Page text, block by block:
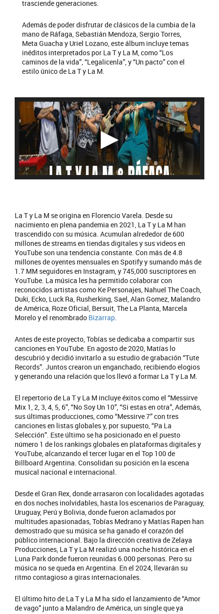
trasciende generaciones.
Además de poder disfrutar de clásicos de la cumbia de la
mano de Ráfaga, Sebastián Mendoza, Sergio Torres,
Meta Guacha y Uriel Lozano, este álbum incluye temas
inéditos interpretados por La T y La M, como “Los
caminos de la vida”, “Legalicenla”, y “Un pacto” con el
estilo único de La T y La M.
La T y La M se origina en Florencio Varela. Desde su
nacimiento en plena pandemia en 2021, La T y La M han
trascendido con su música. Acumulan alrededor de 600
millones de streams en tiendas digitales y sus videos en
YouTube son una tendencia constante. Con más de 4.8
millones de oyentes mensuales en Spotify y sumando más de
1.7 MM seguidores en Instagram, y 745,000 suscriptores en
YouTube. La música les ha permitido colaborar con
reconocidos artistas como Ke Personajes, Nahuel The Coach,
Duki, Ecko, Luck Ra, Rusherking, Sael, Alan Gomez, Malandro
de América, Roze Oficial, Bersuit, The La Planta, Marcela
Morelo y el renombrado Bizarrap.
Antes de este proyecto, Tobías se dedicaba a compartir sus
canciones en YouTube. En agosto de 2020, Matías lo
descubrió y decidió invitarlo a su estudio de grabación “Tute
Records”. Juntos crearon un enganchado, recibiendo elogios
y generando una relación que los llevó a formar La T y La M.
El repertorio de La T y La M incluye éxitos como el “Messirve
Mix 1, 2, 3, 4, 5, 6”, “No Soy Un 10”, “Si estas en otra”, Además,
sus últimas producciones, como “Messirve 7” con tres
canciones en listas globales y, por supuesto, “Pa La
Selección”. Este último se ha posicionado en el puesto
número 1 de los rankings globales en plataformas digitales y
YouTube, alcanzando el tercer lugar en el Top 100 de
Billboard Argentina. Consolidan su posición en la escena
musical nacional e internacional.
Desde el Gran Rex, donde arrasaron con localidades agotadas
en dos noches inolvidables, hasta los escenarios de Paraguay,
Uruguay, Perú y Bolivia, donde fueron aclamados por
multitudes apasionadas, Tobías Medrano y Matías Rapen han
demostrado que su música se ha ganado el corazón del
público internacional. Bajo la dirección creativa de Zelaya
Producciones, La T y La M realizó una noche histórica en el
Luna Park donde fueron reunidas 6.000 personas. Pero su
música no se queda en Argentina. En el 2024, llevarán su
ritmo contagioso a giras internacionales.
El último hito de La T y La M ha sido el lanzamiento de “Amor
de vago” junto a Malandro de América, un single que ya